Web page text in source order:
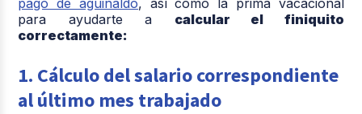
pago de aguinaldo, así como la prima vacacional
para ayudarte a calcular el finiquito
correctamente:
1. Cálculo del salario correspondiente
al último mes trabajado